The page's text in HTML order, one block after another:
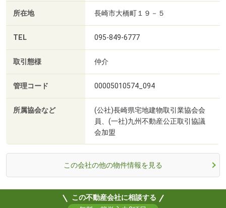
所在地 長崎市大橋町１９－５
TEL 095-849-6777
取引態様 仲介
管理コード 00005010574_094
所属協会など
(公社)長崎県宅地建物取引業協会会
員、(一社)九州不動産公正取引協議
会加盟
この会社の他の物件情報を見る
この不動産会社に相談する